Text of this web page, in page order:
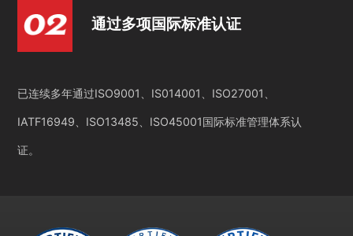
通过多项国际标准认证
已连续多年通过ISO9001、IS014001、ISO27001、
IATF16949、ISO13485、ISO45001国际标准管理体系认
证。